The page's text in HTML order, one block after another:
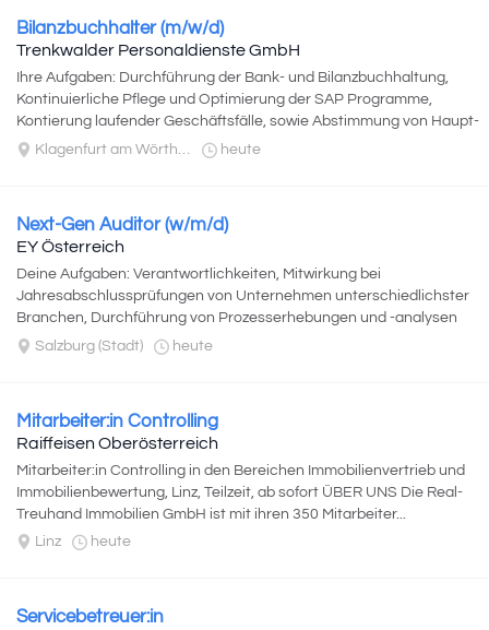
Bilanzbuchhalter (m/w/d)
Trenkwalder Personaldienste GmbH
Ihre Aufgaben: Durchführung der Bank- und Bilanzbuchhaltung,
Kontinuierliche Pflege und Optimierung der SAP Programme,
Kontierung laufender Geschäftsfälle, sowie Abstimmung von Haupt-
und Nebenbuchkonten...
Klagenfurt am Wörthersee heute
Next-Gen Auditor (w/m/d)
EY Österreich
Deine Aufgaben: Verantwortlichkeiten, Mitwirkung bei
Jahresabschlussprüfungen von Unternehmen unterschiedlichster
Branchen, Durchführung von Prozesserhebungen und -analysen
sowie Dokumentation und Prüfung...
Salzburg (Stadt) heute
Mitarbeiter:in Controlling
Raiffeisen Oberösterreich
Mitarbeiter:in Controlling in den Bereichen Immobilienvertrieb und
Immobilienbewertung, Linz, Teilzeit, ab sofort ÜBER UNS Die Real-
Treuhand Immobilien GmbH ist mit ihren 350 Mitarbeiter...
Linz
heute
Servicebetreuer:in